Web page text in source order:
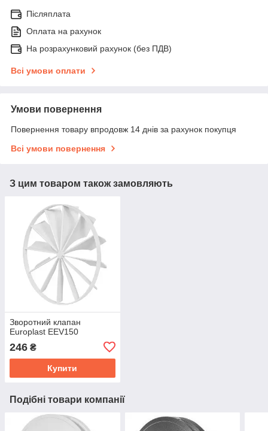
Післяплата
Оплата на рахунок
На розрахунковий рахунок (без ПДВ)
Всі умови оплати
Умови повернення
Повернення товару впродовж 14 днів за рахунок покупця
Всі умови повернення
З цим товаром також замовляють
Зворотний клапан
Europlast EEV150
246 ₴
Купити
Подібні товари компанії